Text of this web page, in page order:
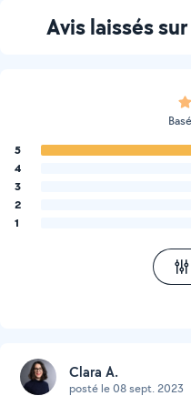
Avis laissés
5
4
3
2
1
Clara A.
posté le 08 sept. 2023